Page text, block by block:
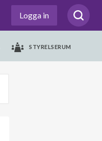
Logga in
STYRELSERUM